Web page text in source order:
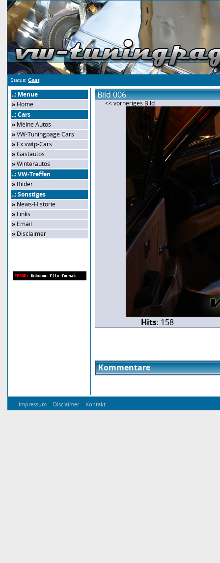
Status: Gast
..: Menue
» Home
..: Cars
» Meine Autos
»VW-Tuningpage Cars
» Ex vwtp-Cars
»Gastautos
»Winterautos
..: VW-Treffen
» Bilder
..: Sonstiges
» News-Historie
» Links
» Email
» Disclaimer
Bild 006
<< vorheriges Bild
Hits: 158
Kommentare
Impressum - Disclaimer- Kontakt